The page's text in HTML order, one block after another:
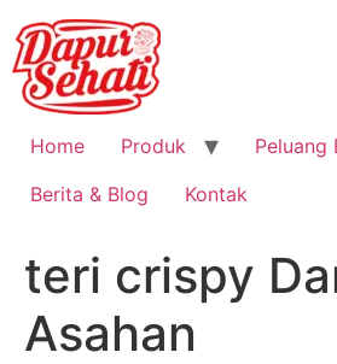
Home Produk
Peluang
Berita & Blog
Kontak
teri crispy
Asahan